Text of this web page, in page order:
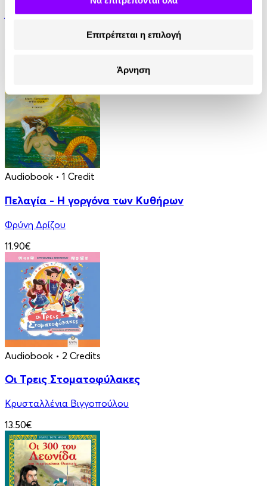
Επιτρέπεται η επιλογή
Άρνηση
Audiobook • 1 Credit
Πελαγία - Η γοργόνα των Κυθήρων
Φρύνη Δρίζου
11.90€
Audiobook • 2 Credits
Οι Τρεις Στοματοφύλακες
Κρυσταλλένια Βιγγοπούλου
13.50€